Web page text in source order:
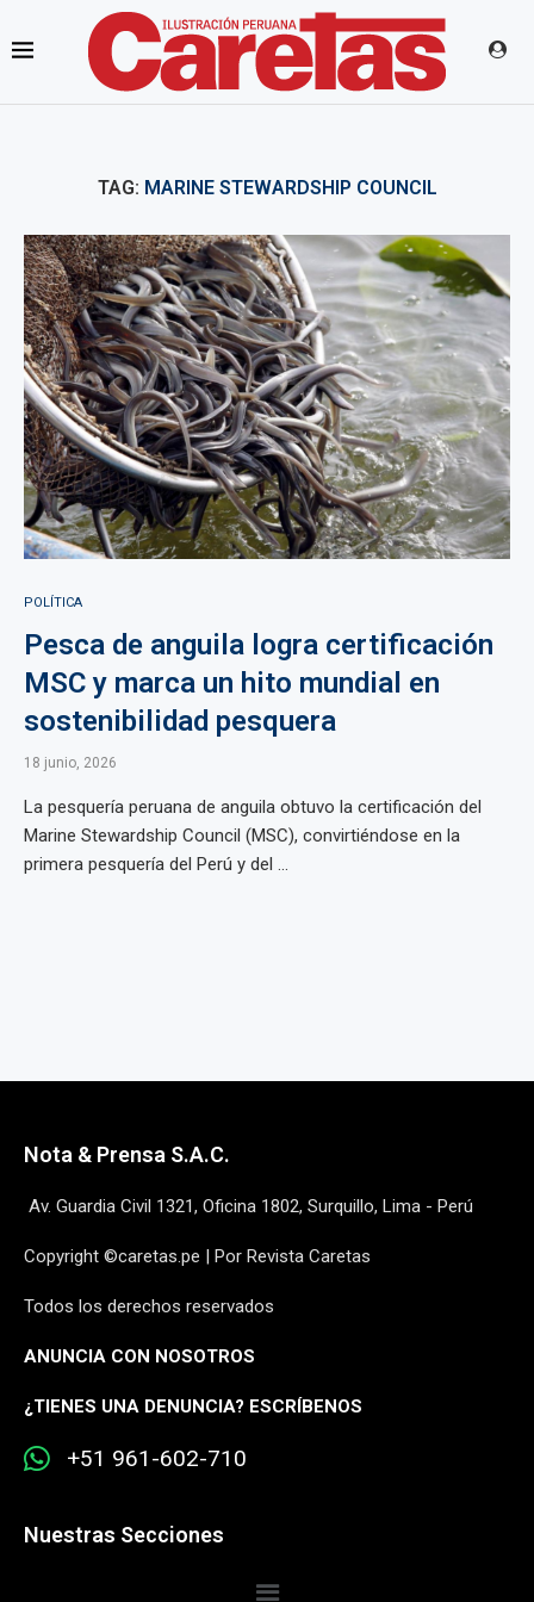
TAG: MARINE STEWARDSHIP COUNCIL
POLÍTICA
Pesca de anguila logra certificación
MSC y marca un hito mundial en
sostenibilidad pesquera
18 junio, 2026
La pesquería peruana de anguila obtuvo la certificación del
Marine Stewardship Council (MSC), convirtiéndose en la
primera pesquería del Perú y del ...
Nota & Prensa S.A.C.
Av. Guardia Civil 1321, Oficina 1802, Surquillo, Lima - Perú
Copyright ©caretas.pe | Por Revista Caretas
Todos los derechos reservados
ANUNCIA CON NOSOTROS
¿TIENES UNA DENUNCIA? ESCRÍBENOS
+51 961-602-710
Nuestras Secciones